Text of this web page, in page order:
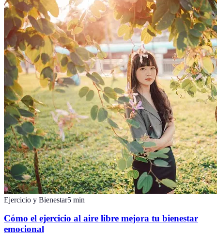
Ejercicio y Bienestar5 min
Cómo el ejercicio al aire libre mejora tu bienestar
emocional